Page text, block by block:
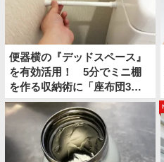
便器横の『デッドスペース』
を有効活用！ 5分でミニ棚
を作る収納術に「座布団3
枚！」